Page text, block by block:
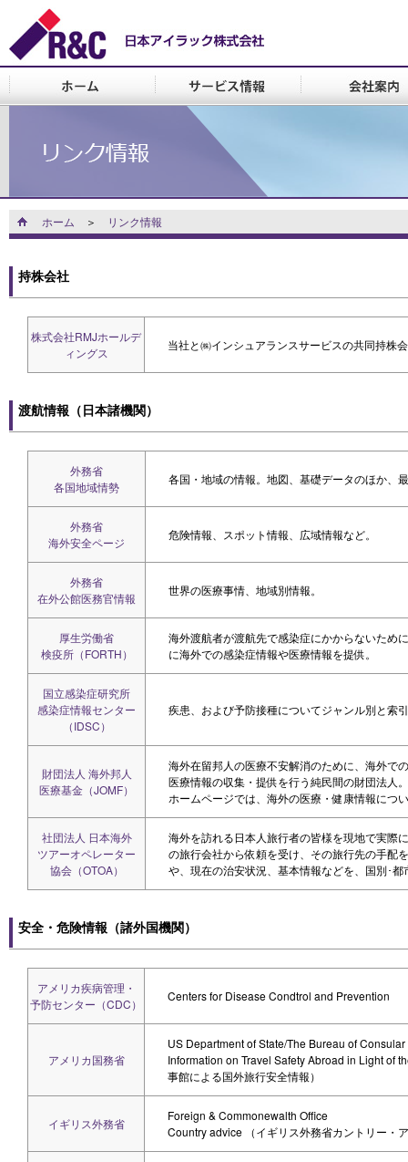
ホーム ＞ リンク情報
持株会社
株式会社RMJホールデ
ィングス
当社と㈱インシュアランスサービスの共同持株
渡航情報（日本諸機関）
外務省
各国地域情勢
各国・地域の情報。地図、基礎データのほか、
外務省
海外安全ページ
危険情報、スポット情報、広域情報など。
外務省
在外公館医務官情報
世界の医療事情、地域別情報。
厚生労働省
検疫所（FORTH）
海外渡航者が渡航先で感染症にかからないため
に海外での感染症情報や医療情報を提供。
国立感染症研究所
感染症情報センター
（IDSC）
疾患、および予防接種についてジャンル別と索
財団法人 海外邦人
医療基金（JOMF）
海外在留邦人の医療不安解消のために、海外で
医療情報の収集・提供を行う純民間の財団法人。
ホームページでは、海外の医療・健康情報につ
社団法人 日本海外
ツアーオペレーター
協会（OTOA）
海外を訪れる日本人旅行者の皆様を現地で実際
の旅行会社から依頼を受け、その旅行先の手配
や、現在の治安状況、基本情報などを、国別･都
安全・危険情報（諸外国機関）
アメリカ疾病管理・
予防センター（CDC）
Centers for Disease Condtrol and Prevention
アメリカ国務省
US Department of State/The Bureau of
Information on Travel Safety Abroad in Light of
事館による国外旅行安全情報）
イギリス外務省
Foreign & Commonewalth Office
Country advice （イギリス外務省カントリー・